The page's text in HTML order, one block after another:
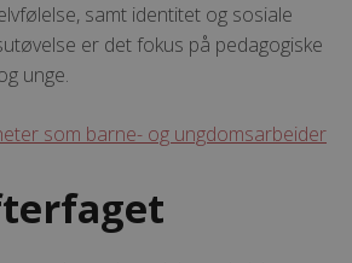
samt identitet og sosiale
er det fokus på pedagogiske
unge.
som barne- og ungdomsarbeider